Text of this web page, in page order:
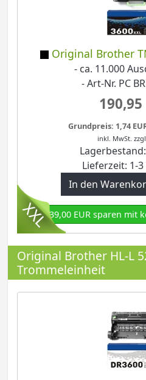
Original Brother
- ca. 11.000
- Art-Nr. PC
190,95
Grundpreis: 1,74
inkl. MwSt. zzgl.
Lagerbestand:
Lieferzeit: 1-
139,00 EUR sparen mit
Original Brother HL-L
Trommeleinheit